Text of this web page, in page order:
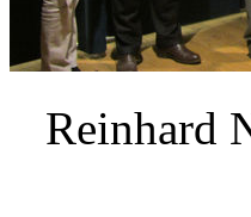
Reinhard